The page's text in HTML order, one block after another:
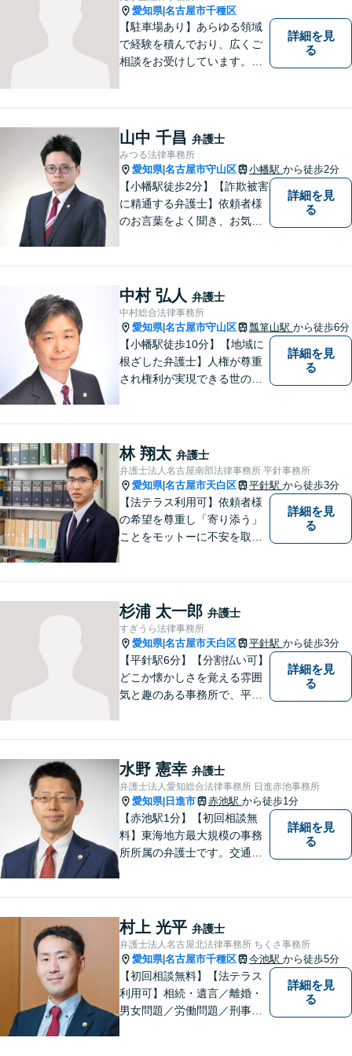
愛知県|名古屋市千種区
【駐車場あり】あらゆる領域
で経験を積んでおり、広くご
相談をお受けしています。ご
ブル解決に対応いたします。
詳細を見
る
山中 千昌 弁護士
みつる法律事務所
愛知県|名古屋市守山区 小幡駅 から徒歩2分
【小幡駅徒歩2分】【詐欺被害
に精通する弁護士】依頼者様
のお言葉をよく聞き、お気持
お気軽にご相談ください。
【土日・祝日も予約で対応
可】
詳細を見
る
中村 弘人 弁護士
中村総合法律事務所
愛知県|名古屋市守山区 瓢箪山駅 から徒歩6分
【小幡駅徒歩10分】【地域に
根ざした弁護士】人権が尊重
され権利が実現できる世の中
故など、幅広く対応可能。
【夜間／休日対応可能】お悩
みの方はどうぞお気軽にご相
談ください。
詳細を見
る
林 翔太 弁護士
弁護士法人名古屋南部法律事務所 平針事務所
愛知県|名古屋市天白区 平針駅 から徒歩3分
【法テラス利用可】依頼者様
の希望を尊重し「寄り添う」
ことをモットーに不安を取り
添った対応が可能です。お気
軽にご相談ください。
詳細を見
る
杉浦 太一郎 弁護士
すぎうら法律事務所
愛知県|名古屋市天白区 平針駅 から徒歩3分
【平針駅6分】【分割払い可】
どこか懐かしさを覚える雰囲
気と趣のある事務所で、平針
た幅広い対応業務で問題解決
に取り組みます。
詳細を見
る
水野 憲幸 弁護士
弁護士法人愛知総合法律事務所 日進赤池事務所
愛知県| 日進市 赤池駅 から徒歩1分
【赤池駅1分】【初回相談無
料】東海地方最大規模の事務
所所属の弁護士です。交通事
談対応も行っております。ま
ずは、お気軽にお電話くださ
い。
詳細を見
る
村上 光平 弁護士
弁護士法人名古屋北法律事務所 ちくさ事務所
愛知県|名古屋市千種区 今池駅 から徒歩5分
【初回相談無料】【法テラス
利用可】相続・遺言／離婚・
男女問題／労働問題／刑事事
詳細を見
る